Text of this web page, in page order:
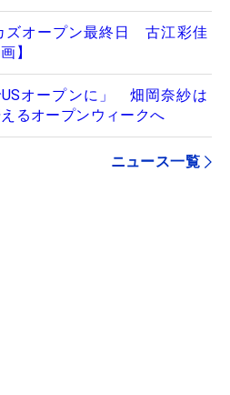
ズオープン最終日 古江彩佳
】
USオープンに」 畑岡奈紗は
るオープンウィークへ
ニュース一覧